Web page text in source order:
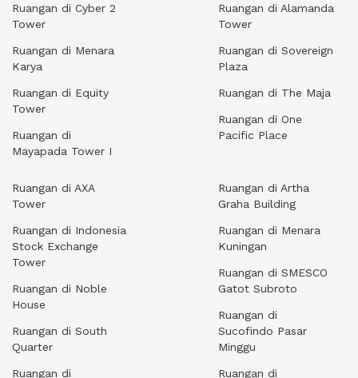
Ruangan di Cyber 2
Tower
Ruangan di Menara
Karya
Ruangan di Equity
Tower
Ruangan di
Mayapada Tower I
Ruangan di Alamanda
Tower
Ruangan di Sovereign
Plaza
Ruangan di The Maja
Ruangan di One
Pacific Place
Ruangan di AXA
Tower
Ruangan di Indonesia
Stock Exchange
Tower
Ruangan di Noble
House
Ruangan di South
Quarter
Ruangan di
Ruangan di Artha
Graha Building
Ruangan di Menara
Kuningan
Ruangan di SMESCO
Gatot Subroto
Ruangan di
Sucofindo Pasar
Minggu
Ruangan di